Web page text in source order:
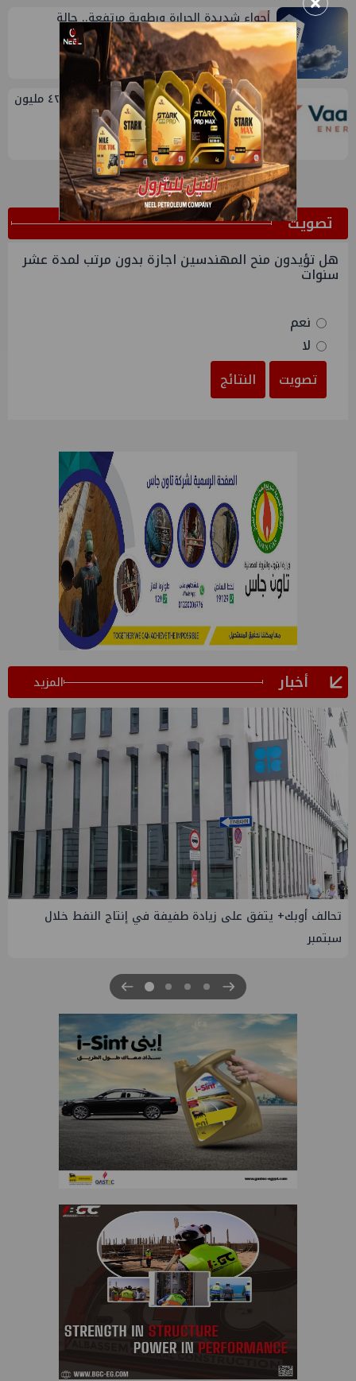
4
أجواء شديدة الحرارة ورطوبة مرتفعة.. حالة
الطقس اليوم الجمعة 7 أغسطس 2026
5
أرباح فالكو إنرجي شريك بتروبكر تقفز ل ٤٢.٤ مليون
دولار في الربع الثاني من ٢٠٢٦
ﺗﺼﻮﻳﺖ
هل تؤيدون منح المهندسين اجازة بدون مرتب لمدة عشر
سنوات
نعم
لا
تصويت
النتائج
أخبار المزيد
تحالف أوبك+ يتفق على زيادة طفيفة في إنتاج النفط خلال
سبتمبر